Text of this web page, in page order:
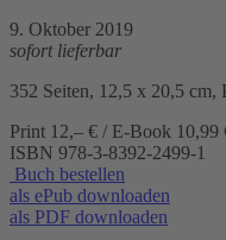
9. Oktober 2019
sofort lieferbar
352 Seiten, 12,5 x 20,5 cm,
Print 12,– € / E-Book 10,99
ISBN 978-3-8392-2499-1
Buch bestellen
als ePub downloaden
als PDF downloaden